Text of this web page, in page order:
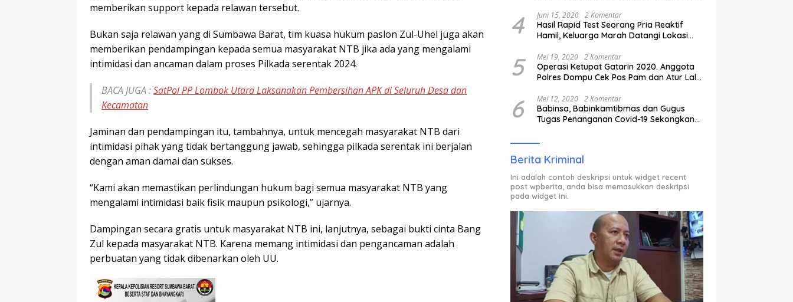
memberikan support kepada relawan tersebut.
Bukan saja relawan yang di Sumbawa Barat, tim kuasa hukum paslon Zul-Uhel juga akan
memberikan pendampingan kepada semua masyarakat NTB jika ada yang mengalami
intimidasi dan ancaman dalam proses Pilkada serentak 2024.
BACA JUGA :SatPol PP Lombok Utara Laksanakan Pembersihan APK di Seluruh Desa dan
Kecamatan
Jaminan dan pendampingan itu, tambahnya, untuk mencegah masyarakat NTB dari
intimidasi pihak yang tidak bertanggung jawab, sehingga pilkada serentak ini berjalan
dengan aman damai dan sukses.
“Kami akan memastikan perlindungan hukum bagi semua masyarakat NTB yang
mengalami intimidasi baik fisik maupun psikologi,” ujarnya.
Dampingan secara gratis untuk masyarakat NTB ini, lanjutnya, sebagai bukti cinta Bang
Zul kepada masyarakat NTB. Karena memang intimidasi dan pengancaman adalah
perbuatan yang tidak dibenarkan oleh UU.
4 Juni 15, 2020 2 Komentar
Hasil Rapid Test Seorang Pria Reaktif
Hamil, Keluarga Marah Datangi Lokasi
5 Mei 19, 2020 2 Komentar
Operasi Ketupat Gatarin 2020. Anggota
Polres Dompu Cek Pos Pam dan Atur Lalu
6 Mei 12, 2020 2 Komentar
Babinsa, Babinkamtibmas dan Gugus
Tugas Penanganan Covid-19 Sekongkang
ODP.
Berita Kriminal
Ini adalah contoh deskripsi untuk widget recent
post wpberita, anda bisa memasukkan deskripsi
pada widget ini.